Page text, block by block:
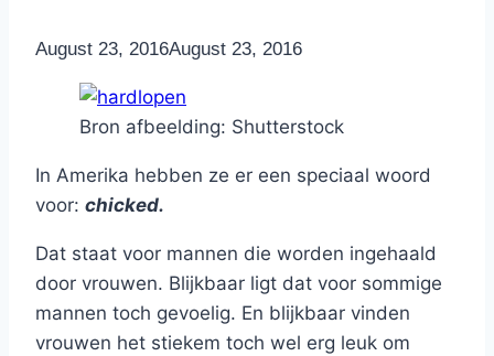
ByNicole
August 23, 2016August 23, 2016
Bron afbeelding: Shutterstock
In Amerika hebben ze er een speciaal woord
voor: chicked.
Dat staat voor mannen die worden ingehaald
door vrouwen. Blijkbaar ligt dat voor sommige
mannen toch gevoelig. En blijkbaar vinden
vrouwen het stiekem toch wel erg leuk om